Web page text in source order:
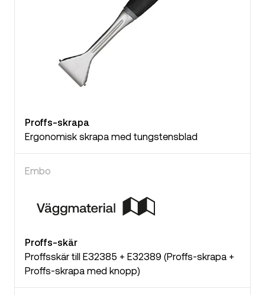
Proffs-skrapa
Ergonomisk skrapa med tungstensblad
Embo
Proffs-skär
Proffsskär till E32385 + E32389 (Proffs-skrapa +
Proffs-skrapa med knopp)